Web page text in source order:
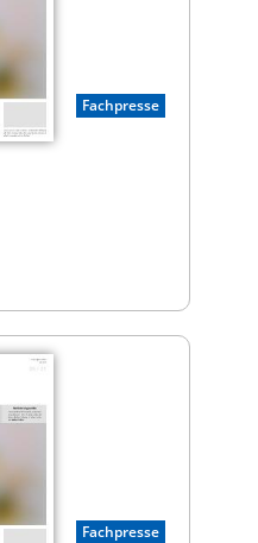
Fachpresse
Fachpresse